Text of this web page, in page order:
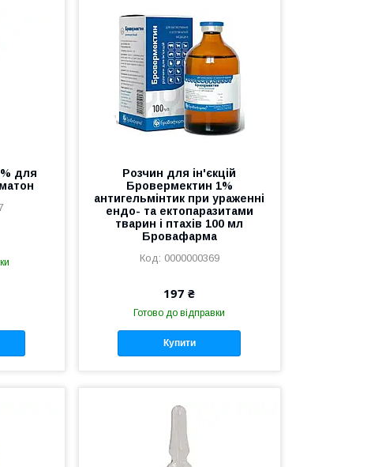
для
Розчин для ін'єкцій
Бровермектин 1%
антигельмінтик при ураженні
ендо- та ектопаразитами
тварин і птахів 100 мл
Бровафарма
0000000369
197 ₴
Готово до відправки
Купити